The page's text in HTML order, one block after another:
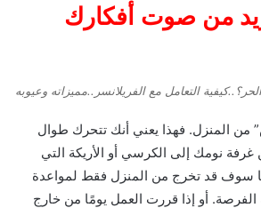
من صوت أفكارك
التعامل مع الفريلانسر..مميزاته وعيوبه
من المنزل. فهذا يعني أنك تتحرك طوال
نومك إلى الكرسي أو الأريكة التي
سوف قد تخرج من المنزل فقط لمواعدة
أو إذا قررت العمل يومًا من خارج